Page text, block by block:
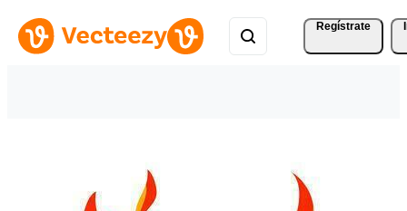
Regístrate